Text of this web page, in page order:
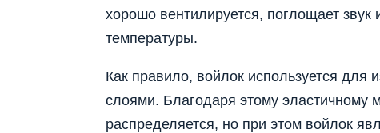
хорошо вентилируется, поглощает
температуры.
Как правило, войлок используется
слоями. Благодаря этому эластичному
распределяется, но при этом войлок